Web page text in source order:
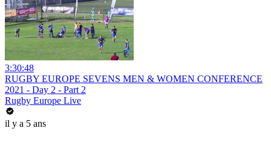
3:30:48
RUGBY EUROPE SEVENS MEN & WOMEN CONFERENCE
2021 - Day 2 - Part 2
Rugby Europe Live
il y a 5 ans